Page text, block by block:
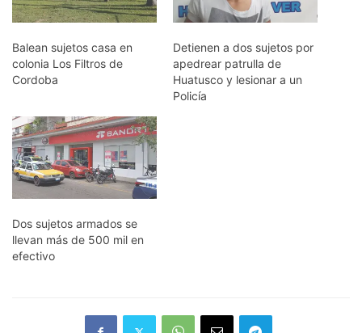
Balean sujetos casa en
colonia Los Filtros de
Cordoba
Detienen a dos sujetos por
apedrear patrulla de
Huatusco y lesionar a un
Policía
Dos sujetos armados se
llevan más de 500 mil en
efectivo